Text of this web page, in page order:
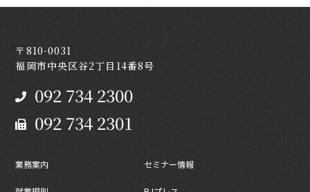
〒810-0031
福岡市中央区谷2丁目14番8号
092 734 2300
092 734 2301
業務案内 セミナー情報